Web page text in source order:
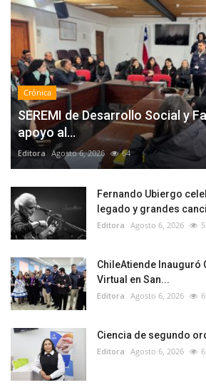
Crónica
SEREMI de Desarrollo Social y
apoyo al...
Editora Agosto 6, 2026 64
Fernando Ubiergo
legado y grandes
Editora Agosto 6, 2026
ChileAtiende Inauguró
Virtual en San...
Editora Agosto 6, 2026
Ciencia de segundo
Editora Agosto 6, 2026